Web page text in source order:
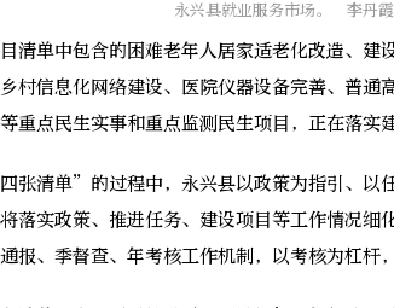
永兴县就业服务市场。 李丹
单中包含的困难老年人居家适老化改造、建
村信息化网络建设、医院仪器设备完善、普
重点民生实事和重点监测民生项目，正在落实
清单”的过程中，永兴县以政策为指引、以任
落实政策、推进任务、建设项目等工作情况细
报、季督查、年考核工作机制，以考核为杠杆